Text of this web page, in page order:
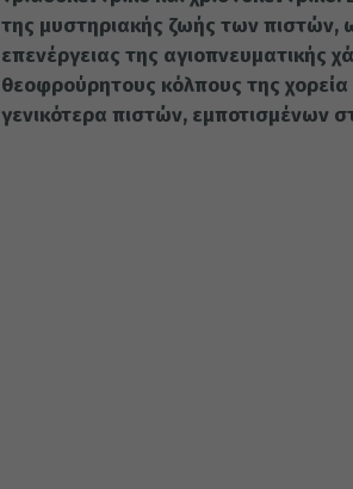
της μυστηριακής ζωής των πιστών,
επενέργειας της αγιοπνευματικής
θεοφρούρητους κόλπους της
γενικότερα πιστών, εμποτισμένων